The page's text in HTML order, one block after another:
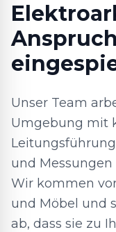
Unser Team
Umgebung mit
und
Wir kommen
und Möbel und
ab, dass sie zu